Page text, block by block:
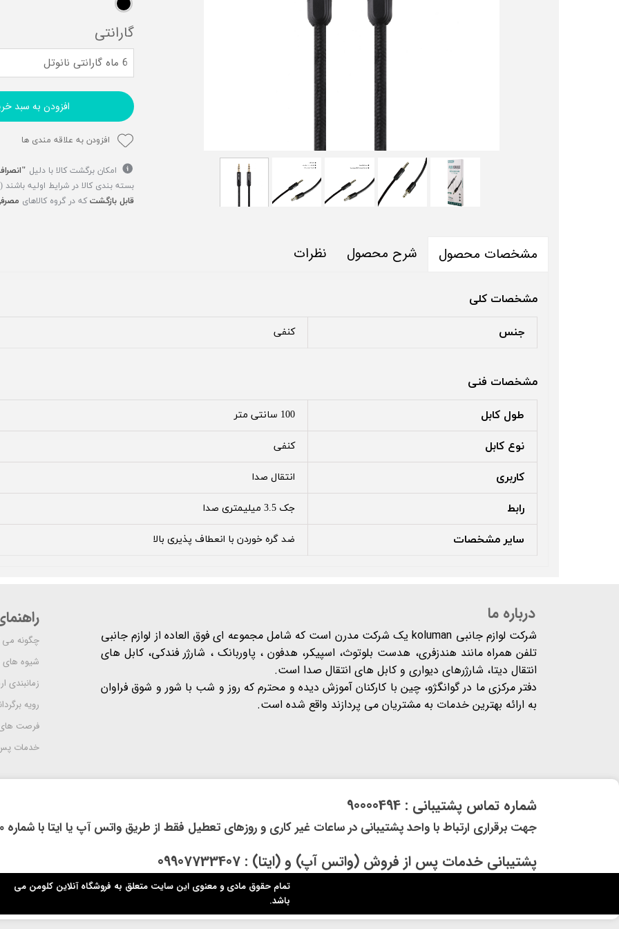
گارانتی
6 ماه گارانتی نانوتل
افزودن به سبد
افزودن به علاقه مندی ها
امکان برگشت کالا با دلیل
بسته بندی کالا در شرایط اولیه
قابل بازگشت که در گروه کالاهای
مشخصات محصول شرح محصول نظرات
مشخصات کلی
جنس کنفی
مشخصات فنی
طول کابل 100 سانتی متر
نوع کابل‏‏ کنفی
کاربری انتقال صدا
رابط جک 3.5 میلیمتری صدا
سایر مشخصات ضد گره خوردن با انعطاف پذیری بالا
درباره ما
شرکت لوازم جانبی koluman یک شرکت مدرن است که شامل مجموعه ای فوق العاده از لوازم جانبی
تلفن همراه مانند هندزفری، هدست بلوتوث، اسپیکر، هدفون ، پاوربانک ، شارژر فندکی، کابل های
انتقال دیتا، شارژرهای دیواری و کابل های انتقال صدا است.
دفتر مرکزی ما در گوانگژو، چین با کارکنان آموزش دیده و محترم که روز و شب با شور و شوق فراوان
به ارائه بهترین خدمات به مشتریان می پردازند واقع شده است​​​​​​​.
چگونه می
شیوه
زمانبندی
رویه
فرصت
خدمات
​شماره تماس پشتیبانی : 90000494
​​جهت برقراری ارتباط با واحد پشتیبانی در ساعات غیر کاری و روزهای تعطیل فقط از طریق واتس آپ یا ایتا با شماره 09914118710 اقدام فرمایید.
​پشتیبانی خدمات پس از فروش (واتس آپ) و (ایتا) : 09907733407
تمام حقوق مادی و معنوی این سایت متعلق به فروشگاه آنلاین کلومن می
باشد.​​​​​​​